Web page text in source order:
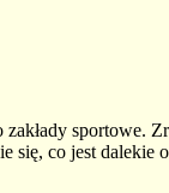
sportowe.
się, co jest dalekie